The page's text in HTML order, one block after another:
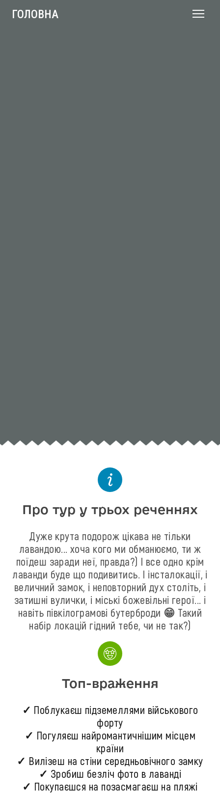
ГОЛОВНА
Про тур у трьох реченнях
Дуже крута подорож цікава не тільки
лавандою... хоча кого ми обманюємо, ти ж
поїдеш заради неї, правда?) І все одно крім
лаванди буде що подивитись. І інсталокації, і
величний замок, і неповторний дух століть, і
затишні вулички, і міські божевільні герої... і
навіть півкілограмові бутерброди 😁 Такий
набір локацій гідний тебе, чи не так?)
Топ-враження
✓ Поблукаєш підземеллями військового
форту
✓ Погуляєш найромантичнішим місцем
країни
✓ Вилізеш на стіни середньовічного замку
✓ Зробиш безліч фото в лаванді
✓ Покупаєшся на позасмагаєш на пляжі